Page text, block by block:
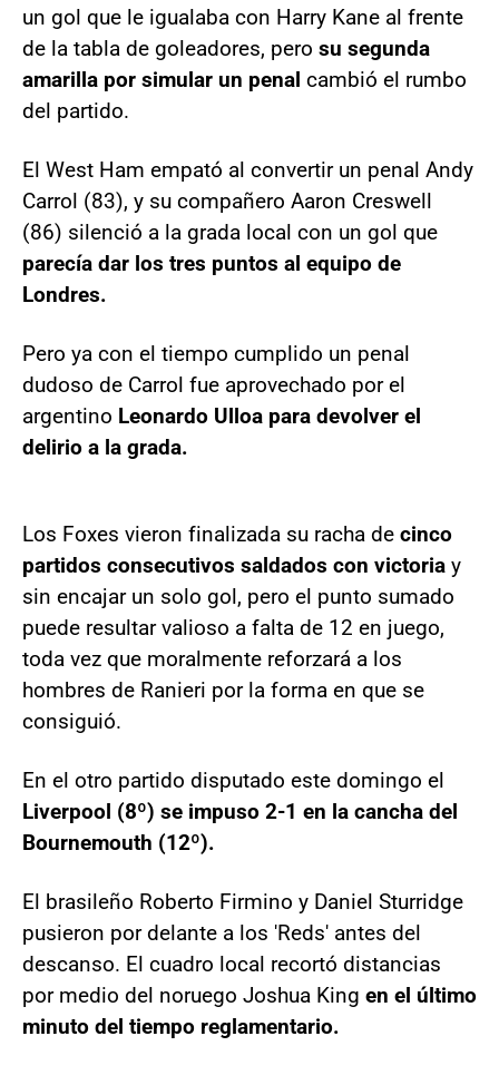
un gol que le igualaba con Harry Kane al frente
de la tabla de goleadores, pero su segunda
amarilla por simular un penal cambió el rumbo
del partido.
El West Ham empató al convertir un penal Andy
Carrol (83), y su compañero Aaron Creswell
(86) silenció a la grada local con un gol que
parecía dar los tres puntos al equipo de
Londres.
Pero ya con el tiempo cumplido un penal
dudoso de Carrol fue aprovechado por el
argentino Leonardo Ulloa para devolver el
delirio a la grada.
Los Foxes vieron finalizada su racha de cinco
partidos consecutivos saldados con victoria y
sin encajar un solo gol, pero el punto sumado
puede resultar valioso a falta de 12 en juego,
toda vez que moralmente reforzará a los
hombres de Ranieri por la forma en que se
consiguió.
En el otro partido disputado este domingo el
Liverpool (8º) se impuso 2-1 en la cancha del
Bournemouth (12º).
El brasileño Roberto Firmino y Daniel Sturridge
pusieron por delante a los 'Reds' antes del
descanso. El cuadro local recortó distancias
por medio del noruego Joshua King en el último
minuto del tiempo reglamentario.